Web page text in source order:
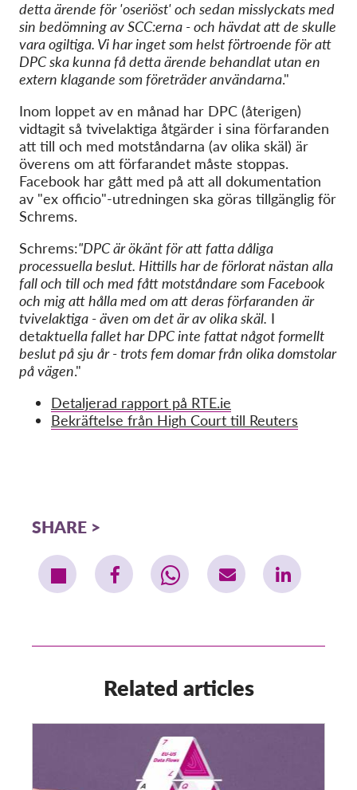
detta ärende för 'oseriöst' och sedan misslyckats med
sin bedömning av SCC:erna - och hävdat att de skulle
vara ogiltiga. Vi har inget som helst förtroende för att
DPC ska kunna få detta ärende behandlat utan en
extern klagande som företräder användarna."
Inom loppet av en månad har DPC (återigen)
vidtagit så tvivelaktiga åtgärder i sina förfaranden
att till och med motståndarna (av olika skäl) är
överens om att förfarandet måste stoppas.
Facebook har gått med på att all dokumentation
av "ex officio"-utredningen ska göras tillgänglig för
Schrems.
Schrems:"DPC är ökänt för att fatta dåliga
processuella beslut. Hittills har de förlorat nästan alla
fall och till och med fått motståndare som Facebook
och mig att hålla med om att deras förfaranden är
tvivelaktiga - även om det är av olika skäl. I
detaktuella fallet har DPC inte fattat något formellt
beslut på sju år - trots fem domar från olika domstolar
på vägen."
Detaljerad rapport på RTE.ie
Bekräftelse från High Court till Reuters
SHARE
Related articles